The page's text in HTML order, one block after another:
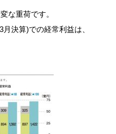
な重荷です。
決算)での経常利益は、